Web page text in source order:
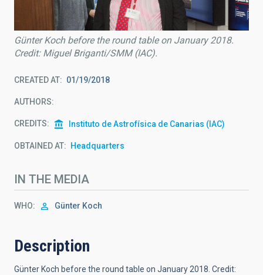
Günter Koch before the round table on January 2018.
Credit: Miguel Briganti/SMM (IAC).
CREATED AT 01/19/2018
AUTHORS
CREDITS Instituto de Astrofísica de Canarias (IAC)
OBTAINED AT Headquarters
IN THE MEDIA
WHO Günter Koch
Description
Günter Koch before the round table on January 2018. Credit: